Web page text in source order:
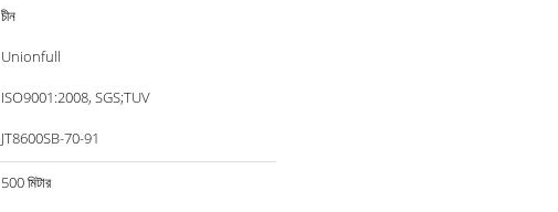
চীন
Unionfull
ISO9001:2008, SGS;TUV
JT8600SB-70-91
500 মিটার